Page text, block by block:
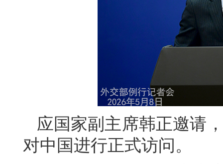
应国家副主席韩正邀请
对中国进行正式访问。